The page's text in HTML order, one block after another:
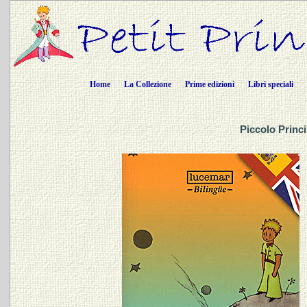
Home La Collezione Prime edizioni Libri speciali
Piccolo